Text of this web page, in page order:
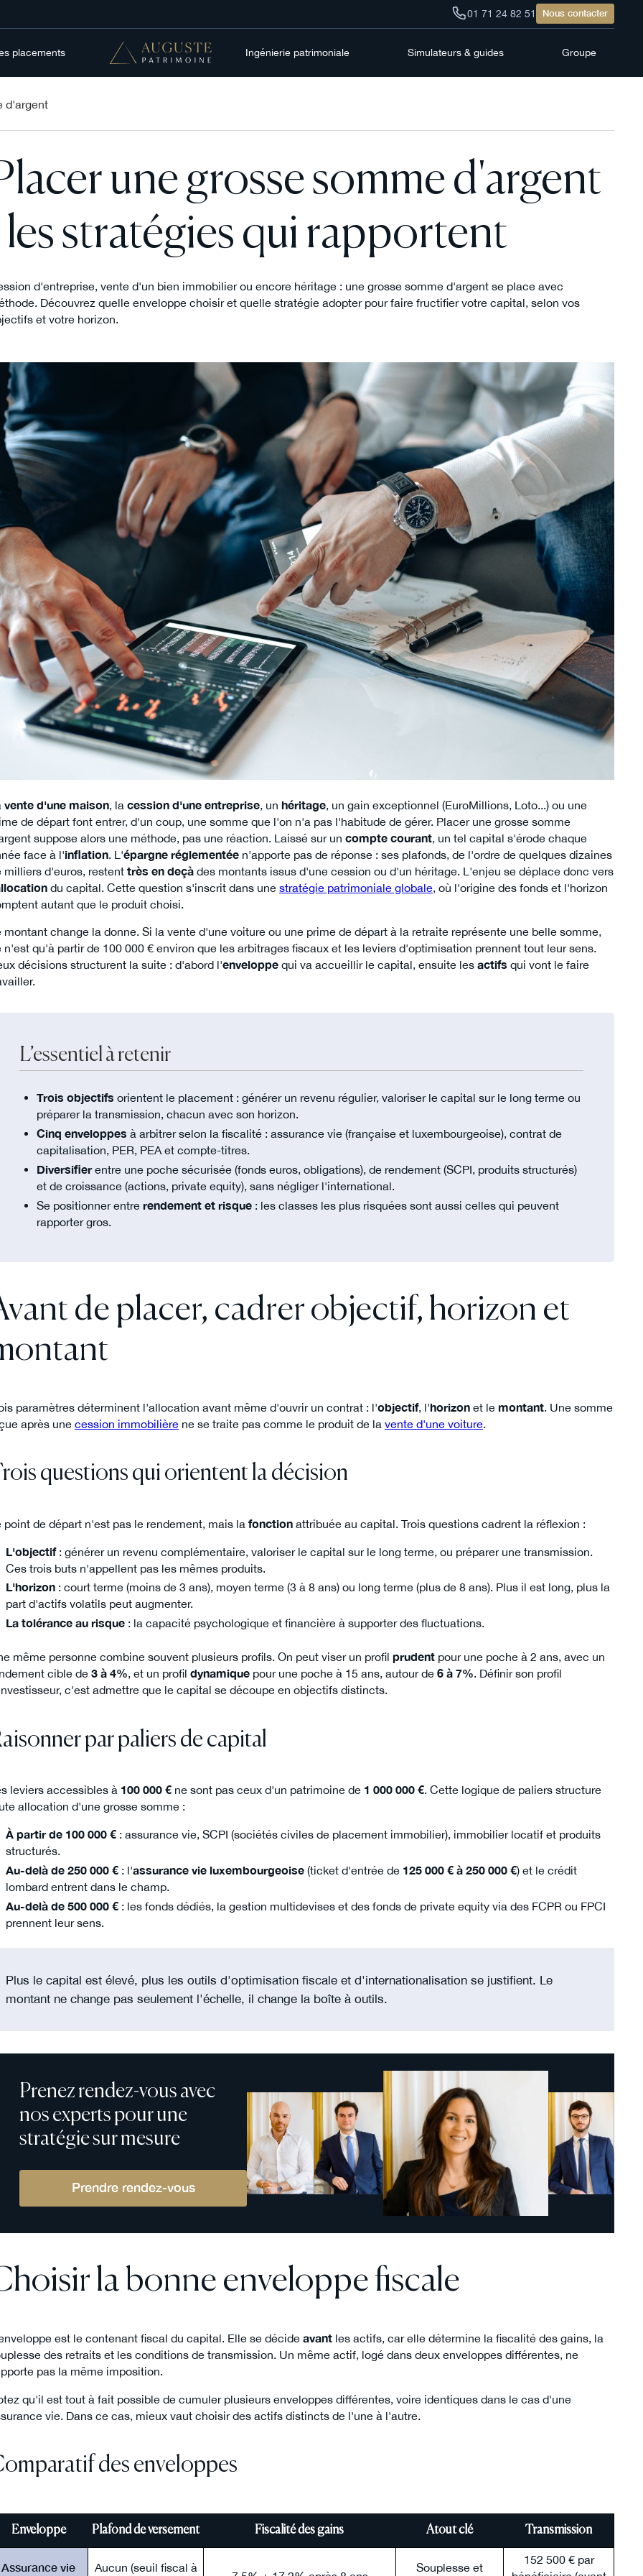
01 71 24 82 51 Nous contacter
placements Ingénierie patrimoniale Simulateurs & guides Groupe
d'argent
une grosse somme d'argent
les stratégies qui rapportent
d'entreprise, vente d'un bien immobilier ou encore héritage : une grosse somme d'argent se place avec
Découvrez quelle enveloppe choisir et quelle stratégie adopter pour faire fructifier votre capital, selon vos
et votre horizon.
vente d'une maison, la cession d'une entreprise, un héritage, un gain exceptionnel (EuroMillions, Loto...) ou une
de départ font entrer, d'un coup, une somme que l'on n'a pas l'habitude de gérer. Placer une grosse somme
suppose alors une méthode, pas une réaction. Laissé sur un compte courant, un tel capital s'érode chaque
face à l'inflation. L'épargne réglementée n'apporte pas de réponse : ses plafonds, de l'ordre de quelques dizaines
milliers d'euros, restent très en deçà des montants issus d'une cession ou d'un héritage. L'enjeu se déplace donc vers
du capital. Cette question s'inscrit dans une stratégie patrimoniale globale, où l'origine des fonds et l'horizon
autant que le produit choisi.
montant change la donne. Si la vente d'une voiture ou une prime de départ à la retraite représente une belle somme,
n'est qu'à partir de 100 000 € environ que les arbitrages fiscaux et les leviers d'optimisation prennent tout leur sens.
décisions structurent la suite : d'abord l'enveloppe qui va accueillir le capital, ensuite les actifs qui vont le faire
L’essentiel à retenir
Trois objectifs orientent le placement : générer un revenu régulier, valoriser le capital sur le long terme ou
préparer la transmission, chacun avec son horizon.
Cinq enveloppes à arbitrer selon la fiscalité : assurance vie (française et luxembourgeoise), contrat de
capitalisation, PER, PEA et compte-titres.
Diversifierentre une poche sécurisée (fonds euros, obligations), de rendement (SCPI, produits structurés)
et de croissance (actions, private equity), sans négliger l'international.
Se positionner entrerendement et risque : les classes les plus risquées sont aussi celles qui peuvent
rapporter gros.
de placer, cadrer objectif, horizon et
paramètres déterminent l'allocation avant même d'ouvrir un contrat : l'objectif, l'horizon et le montant. Une somme
après une cession immobilière ne se traite pas comme le produit de la vente d'une voiture.
questions qui orientent la décision
point de départ n'est pas le rendement, mais la fonction attribuée au capital. Trois questions cadrent la réflexion :
L'objectif: générer un revenu complémentaire, valoriser le capital sur le long terme, ou préparer une transmission.
Ces trois buts n'appellent pas les mêmes produits.
L'horizon: court terme (moins de 3 ans), moyen terme (3 à 8 ans) ou long terme (plus de 8 ans). Plus il est long, plus la
part d'actifs volatils peut augmenter.
La tolérance au risque: la capacité psychologique et financière à supporter des fluctuations.
même personne combine souvent plusieurs profils. On peut viser un profil prudent pour une poche à 2 ans, avec un
cible de 3 à 4%, et un profil dynamique pour une poche à 15 ans, autour de 6 à 7%. Définir son profil
c'est admettre que le capital se découpe en objectifs distincts.
par paliers de capital
leviers accessibles à 100 000 € ne sont pas ceux d'un patrimoine de 1 000 000 €. Cette logique de paliers structure
allocation d'une grosse somme :
À partir de 100 000 €: assurance vie, SCPI (sociétés civiles de placement immobilier), immobilier locatif et produits
structurés.
Au-delà de 250 000 €: l'assurance vie luxembourgeoise(ticket d'entrée de 125 000 € à 250 000 €) et le crédit
lombard entrent dans le champ.
Au-delà de 500 000 €: les fonds dédiés, la gestion multidevises et des fonds de private equity via des FCPR ou FPCI
prennent leur sens.
Plus le capital est élevé, plus les outils d'optimisation fiscale et d'internationalisation se justifient. Le
montant ne change pas seulement l'échelle, il change la boîte à outils.
Prenez rendez-vous avec
nos experts pour une
stratégie sur mesure
Prendre rendez-vous
la bonne enveloppe fiscale
est le contenant fiscal du capital. Elle se décide avant les actifs, car elle détermine la fiscalité des gains, la
des retraits et les conditions de transmission. Un même actif, logé dans deux enveloppes différentes, ne
pas la même imposition.
qu'il est tout à fait possible de cumuler plusieurs enveloppes différentes, voire identiques dans le cas d'une
vie. Dans ce cas, mieux vaut choisir des actifs distincts de l'une à l'autre.
des enveloppes
Enveloppe Plafond de versement Fiscalité des gains Atout clé Transmission
Assurance vie Aucun (seuil fiscal à Souplesse et
152 500 € par